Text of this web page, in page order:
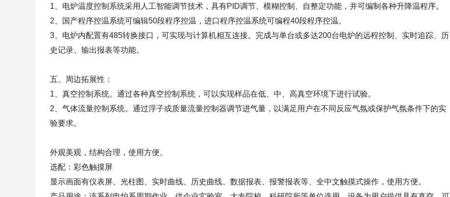
1、电炉温度控制系统采用人工智能调节技术，具有PID调节、模糊控制、自整定功能，并可编制各种升降温程序。
2、国产程序控温系统可编辑50段程序控温，进口程序控温系统可编程40段程序控温。
3、电炉内配置有485转换接口，可实现与计算机相互连接。完成与单台或多达200台电炉的远程控制、实时追踪、历
史记录、 输出报表等功能。
五、周边拓展性：
1、真空控制系统。通过各种真空控制系统，可以实现样品在低、中、高真空环境下进行试验。
2、气体流量控制系统。通过浮子或质量流量控制器调节进气量，以满足用户在不同反应气氛或保护气氛条件下的实
验要求。
外观美观，结构合理，使用方便。
选配：彩色触摸屏
显示画面有仪表屏、光柱图、实时曲线、历史曲线、数据报表、报警报表等、全中文触摸式操作，使用方便。